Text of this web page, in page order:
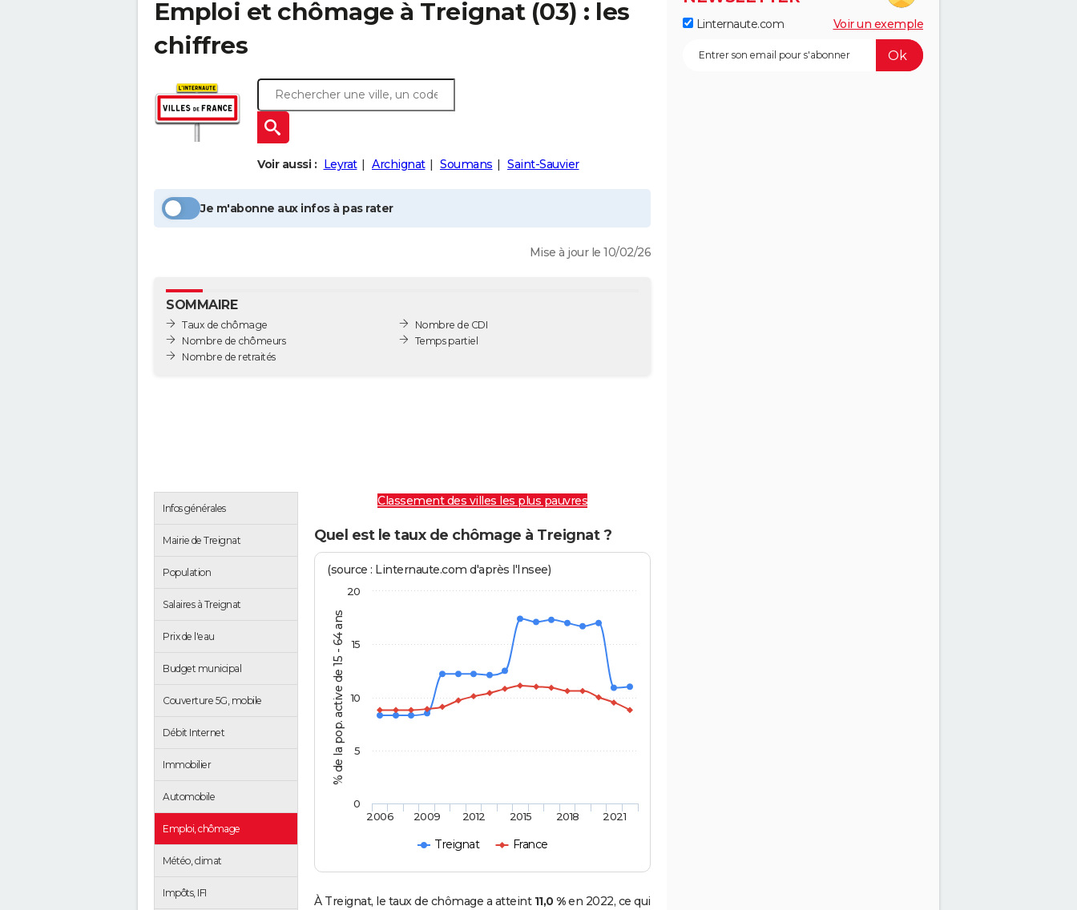
Emploi et chômage à Treignat(03) : les
chiffres
Voir aussi : Leyrat Archignat Soumans Saint-Sauvier
Je m'abonne aux infos à pas rater
Mise à jour le 10/02/26
SOMMAIRE
Taux de chômage
Nombre de chômeurs
Nombre de retraités
Nombre de CDI
Temps partiel
Infos générales
Mairie de Treignat
Population
Salaires à Treignat
Prix de l'eau
Budget municipal
Couverture 5G, mobile
Débit Internet
Immobilier
Automobile
Emploi, chômage
Météo, climat
Impôts, IFI
Classement des villes les plus pauvres
Quel est le taux de chômage à Treignat ?
% de la pop. active de 15 - 64 ans
(source : Linternaute.com d'après l'Insee)
Treignat France
2006 2009 2012 2015 2018 2021
0
5
10
15
20
À Treignat, le taux de chômage a atteint 11,0 %en 2022, ce qui
Linternaute.com Voir un exemple